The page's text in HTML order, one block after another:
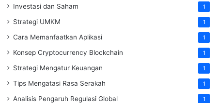
Investasi dan Saham 1
Strategi UMKM 1
Cara Memanfaatkan Aplikasi 1
Konsep Cryptocurrency Blockchain 1
Strategi Mengatur Keuangan 1
Tips Mengatasi Rasa Serakah 1
Analisis Pengaruh Regulasi Global 1